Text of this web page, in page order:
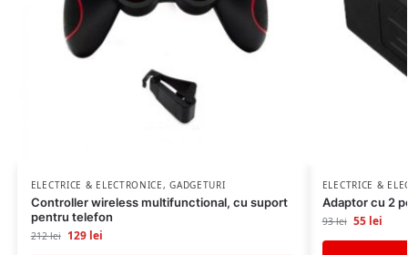
ELECTRICE & ELECTRONICE,GADGETURI
Controller wireless multifunctional, cu suport
pentru telefon
212lei 129 lei
ELECTRICE &
Adaptor cu 2
93lei 55 lei